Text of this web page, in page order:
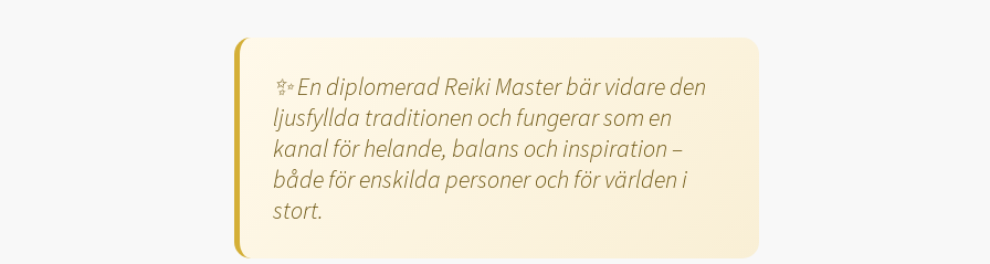
✨ En diplomerad Reiki Master bär vidare den
ljusfyllda traditionen och fungerar som en
kanal för helande, balans och inspiration –
både för enskilda personer och för världen i
stort.